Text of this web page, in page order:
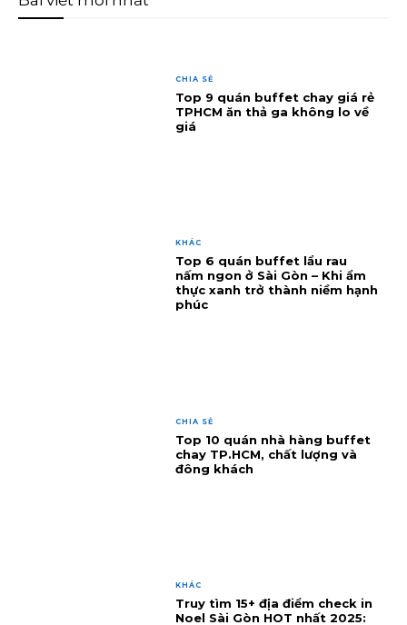
CHIA SẺ
Top 9 quán buffet chay giá rẻ
TPHCM ăn thả ga không lo về
giá
KHÁC
Top 6 quán buffet lẩu rau
nấm ngon ở Sài Gòn – Khi ẩm
thực xanh trở thành niềm hạnh
phúc
CHIA SẺ
Top 10 quán nhà hàng buffet
chay TP.HCM, chất lượng và
đông khách
KHÁC
Truy tìm 15+ địa điểm check in
Noel Sài Gòn HOT nhất 2025: